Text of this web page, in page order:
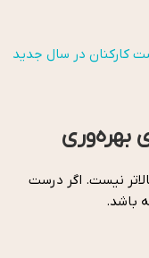
کارکنان در سال جدید
بهره‌وری
نیست. اگر درست
باشد.